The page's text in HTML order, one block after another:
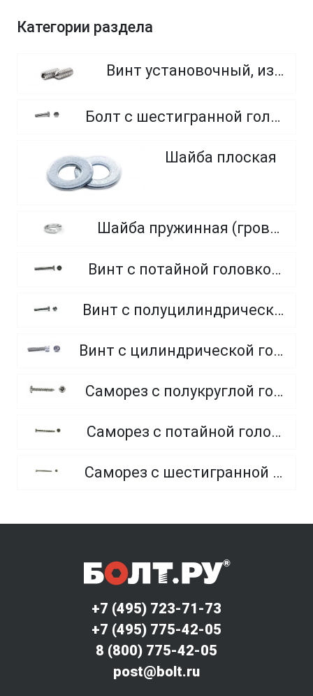
Категории раздела
Винт установочный, из нержавеющей стали A2
Болт с шестигранной головкой, полная резьба, из нержавеющей стали A2 и A4
Шайба плоская
Шайба пружинная (гровер), нормальный, тяжелый, легкий
Винт с потайной головкой, полная резьба из нержавеющей стали A2 и A4
Винт с полуцилиндрической головкой полная резьба, из нержавеющей стали A2 и A4
Винт с цилиндрической головкой и внутренним шестигранником, из нержавеющей стали A2, A4
Саморез с полукруглой головкой и острым концом, из нержавеющей стали А2
Саморез с потайной головкой и острым концом, из нержавеющей стали A2
Саморез с шестигранной головкой и острым концом, из нержавеющей стали А2
+7 (495) 723-71-73
+7 (495) 775-42-05
8 (800) 775-42-05
post@bolt.ru